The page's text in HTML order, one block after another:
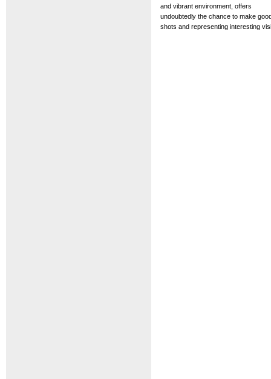
and vibrant environment, offers
undoubtedly the chance to make
shots and representing interesting